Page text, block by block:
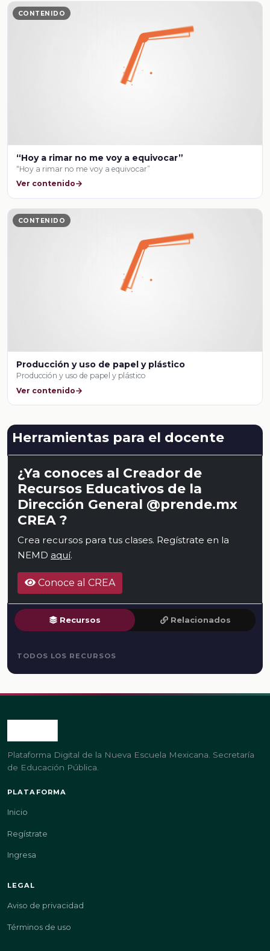
CONTENIDO
“Hoy a rimar no me voy a equivocar”
“Hoy a rimar no me voy a equivocar”
Ver contenido
CONTENIDO
Producción y uso de papel y plástico
Producción y uso de papel y plástico
Ver contenido
Herramientas para el docente
¿Ya conoces al Creador de
Recursos Educativos de la
Dirección General @prende.mx
CREA ?
Crea recursos para tus clases. Regístrate en la
NEMD aquí.
Conoce al CREA
Recursos Relacionados
TODOS LOS RECURSOS
Plataforma Digital de la Nueva Escuela Mexicana. Secretaría
de Educación Pública.
PLATAFORMA
Inicio
Regístrate
Ingresa
LEGAL
Aviso de privacidad
Términos de uso